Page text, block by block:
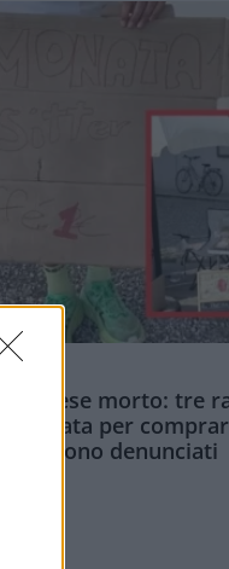
un Paese morto: tre
per
vengono denunciati